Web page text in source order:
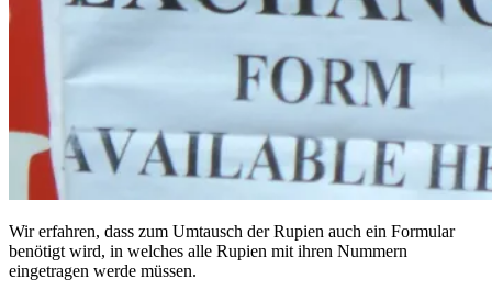
Wir erfahren, dass zum Umtausch der Rupien auch ein Formular
benötigt wird, in welches alle Rupien mit ihren Nummern
eingetragen werde müssen.